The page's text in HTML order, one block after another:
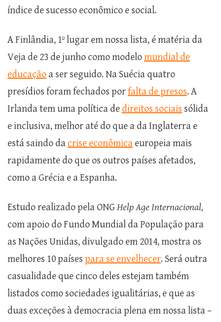
índice de sucesso econômico e social.
A Finlândia, 1º lugar em nossa lista, é matéria da
Veja de 23 de junho como modelomundial de
educação a ser seguido. Na Suécia quatro
presídios foram fechados porfalta de presos. A
Irlanda tem uma política de direitos sociais sólida
e inclusiva, melhor até do que a da Inglaterra e
está saindo da crise econômica europeia mais
rapidamente do que os outros países afetados,
como a Grécia e a Espanha.
Estudo realizado pela ONGHelp Age Internacional,
com apoio do Fundo Mundial da População para
as Nações Unidas, divulgado em 2014, mostra os
melhores 10 países para se envelhecer. Será outra
casualidade que cinco deles estejam também
listados como sociedades igualitárias, e que as
duas exceções à democracia plena em nossa lista –